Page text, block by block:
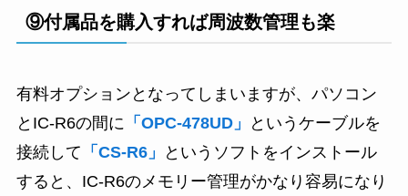
⑨付属品を購入すれば周波数管理も楽
有料オプションとなってしまいますが、パソコン
とIC-R6の間に 「OPC-478UD」
というケーブルを
接続して 「CS-R6」
というソフトをインストール
すると、IC-R6のメモリー管理がかなり容易になり